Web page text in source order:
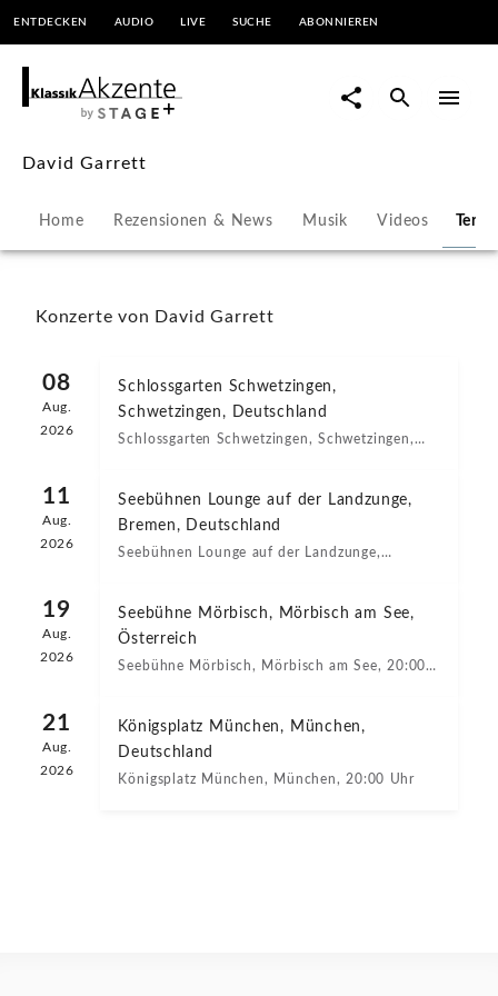
David
Garrett
Konzerte
&
Veranstaltungen
KlassikAkzente
STAGE+
ENTDECKEN AUDIO LIVE SUCHE ABONNIEREN
David Garrett
Home Rezensionen & News Musik Videos
Konzerte von David Garrett
08
Aug.
2026
Schlossgarten Schwetzingen,
Schwetzingen, Deutschland
Schlossgarten Schwetzingen, Schwetzingen,
11
Aug.
2026
Seebühnen Lounge auf der Landzunge,
Bremen, Deutschland
Seebühnen Lounge auf der Landzunge,
19
Aug.
2026
Seebühne Mörbisch, Mörbisch am See,
Österreich
Seebühne Mörbisch, Mörbisch am See, 20:00
21
Aug.
2026
Königsplatz München, München,
Deutschland
Königsplatz München, München, 20:00 Uhr